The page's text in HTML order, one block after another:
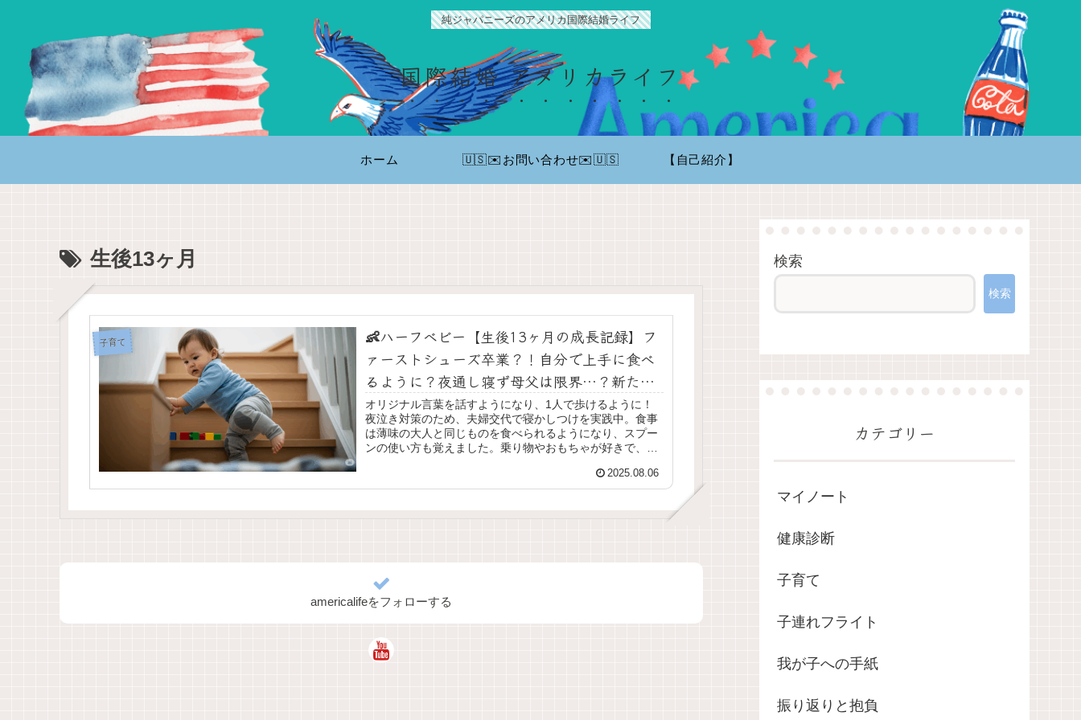
純ジャパニーズのアメリカ国際結婚ライフ
国際結婚 アメリカライフ
ホーム 🇺🇸✉️お問い合わせ✉️🇺🇸 【自己紹介】
生後13ヶ月
子育て
👶ハーフベビー【生後13ヶ月の成長記録】フ
ァーストシューズ卒業？！自分で上手に食べ
るように？夜通し寝ず母父は限界…？新たな
対策も
オリジナル言葉を話すようになり、1人で歩けるように！
夜泣き対策のため、夫婦交代で寝かしつけを実践中。食事
は薄味の大人と同じものを食べられるようになり、スプー
ンの使い方も覚えました。乗り物やおもちゃが好きで、滑
が好きになり、靴を自分で片付けたり、親の真似をして床
掃除をしたりと大成長！
2025.08.06
americalifeをフォローする
検索
検索
カテゴリー
マイノート
健康診断
子育て
子連れフライト
我が子への手紙
振り返りと抱負